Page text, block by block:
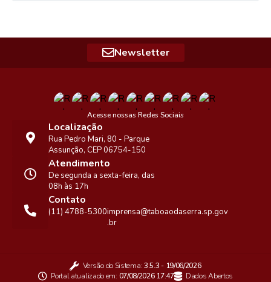
Newsletter
Acesse nossas Redes Sociais
Localização
Rua Pedro Mari, 80 - Parque
Assunção, CEP 06754-150
Contato
(11) 4788-5300imprensa@taboaodaserra.sp.gov
.br
Atendimento
De segunda a sexta-feira, das
08h às 17h
Versão do Sistema:3.5.3 - 19/06/2026
Portal atualizado em: 07/08/2026 17:47 Dados Abertos